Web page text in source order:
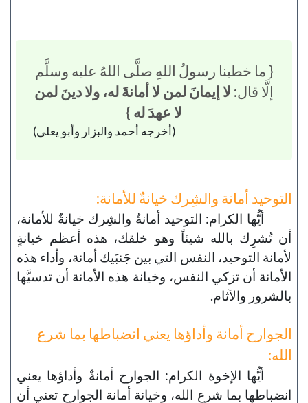
{ ما خطبنا رسولُ اللهِ صلَّى اللهُ عليه وسلَّم
إلَّا قال: لا إيمانَ لمن لا أمانةَ له، ولا دينَ لمن
لا عهدَ له }
(أخرجه أحمد والبزار وأبو يعلى)
التوحيد أمانة والشِرك خيانةٌ للأمانة:
أيُّها الكرام: التوحيد أمانةٌ والشِرك خيانةٌ للأمانة،
أن تُشرِك بالله شيئاً وهو خلقك، هذه أعظم خيانةٍ
لأمانة التوحيد، النفس التي بين جَنبَيك أمانة، وأداء هذه
الأمانة أن تزكي النفس، وخيانة هذه الأمانة أن تدسيَّها
بالشرور والآثام.
الجوارح أمانة وأداؤها يعني انضباطها بما شرع
الله:
أيُّها الإخوة الكرام: الجوارح أمانةٌ وأداؤها يعني
انضباطها بما شرع الله، وخيانة أمانة الجوارح تعني أن